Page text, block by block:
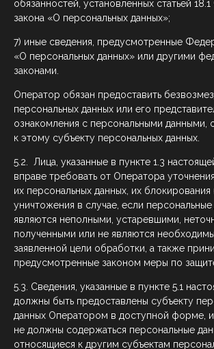
обязанностей, установленных статьей
закона «О персональных данных»;
7) иные сведения, предусмотренные
«О персональных данных» или другими
законами.
Оператор обязан предоставить
персональных данных или его
ознакомления с персональными данными,
к этому субъекту персональных данных.
5.2. Лица, указанные в пункте 1.3
вправе требовать от Оператора уточнения
их персональных данных, их блокирования
уничтожения в случае, если
являются неполными, устаревшими,
полученными или не являются
заявленной цели обработки, а также
предусмотренные законом меры по
5.3. Сведения, указанные в пункте 5.1
должны быть предоставлены субъекту
данных Оператором в доступной форме,
не должны содержаться персональные
относящиеся к другим субъектам